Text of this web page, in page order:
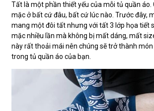
Tất là một phần thiết yếu của mỗi tủ quần áo.
mặc ở bất cứ đâu, bất cứ lúc nào. Trước đây,
mang một đôi tất nhưng với tất 3 lớp họa tiết
mặc nhiều lần mà không bị mất dáng, mất
này rất thoải mái nên chúng sẽ trở thành
trong tủ quần áo của bạn.